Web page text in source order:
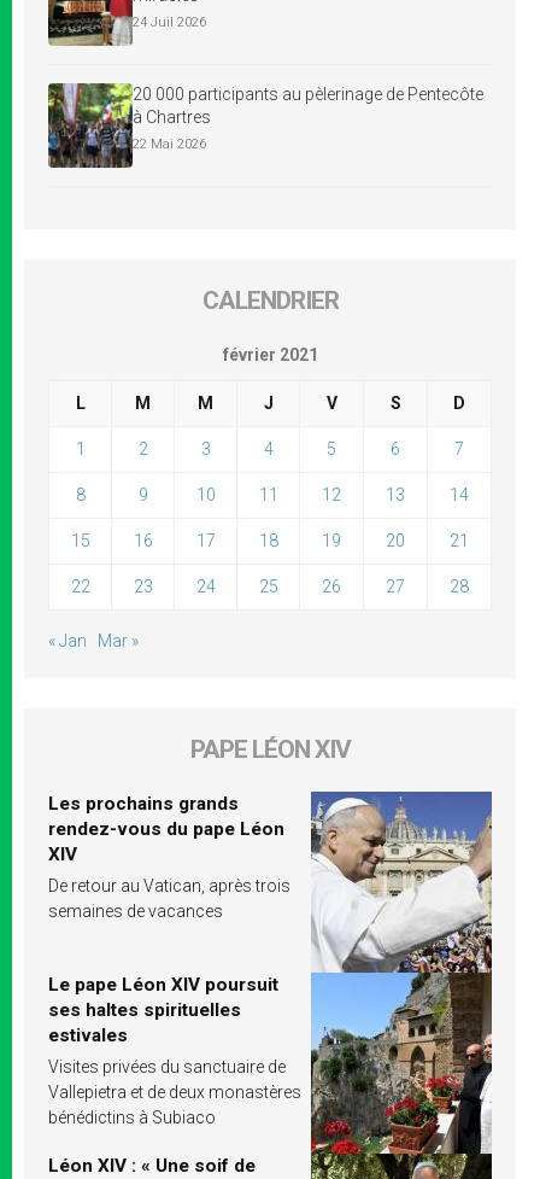
24 Juil 2026
20 000 participants au pèlerinage de Pentecôte
à Chartres
22 Mai 2026
CALENDRIER
février 2021
L M M J V S D
1 2 3 4 5 6 7
8 9 10 11 12 13 14
15 16 17 18 19 20 21
22 23 24 25 26 27 28
« Jan Mar »
PAPE LÉON XIV
Les prochains grands
rendez-vous du pape Léon
XIV
De retour au Vatican, après trois
semaines de vacances
Le pape Léon XIV poursuit
ses haltes spirituelles
estivales
Visites privées du sanctuaire de
Vallepietra et de deux monastères
bénédictins à Subiaco
Léon XIV : « Une soif de